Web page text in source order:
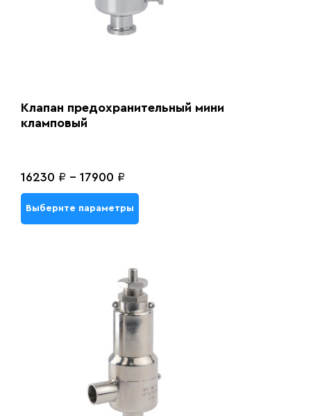
Клапан предохранительный мини
кламповый
16230 ₽ - 17900 ₽
Выберите параметры